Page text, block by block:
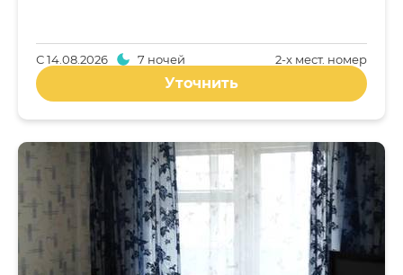
2-x мест. номер
С14.08.2026 7 ночей
Уточнить